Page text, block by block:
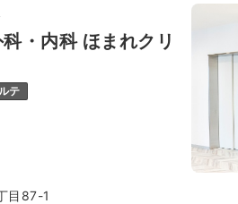
・内科 ほまれクリ
テ
目87-1